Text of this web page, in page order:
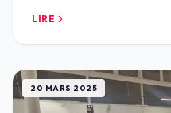
LIRE
20 MARS 2025